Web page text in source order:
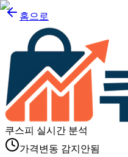
홈으로
쿠스피 실시간 분석
가격변동 감지안됨